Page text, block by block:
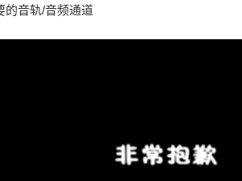
的音轨/音频通道